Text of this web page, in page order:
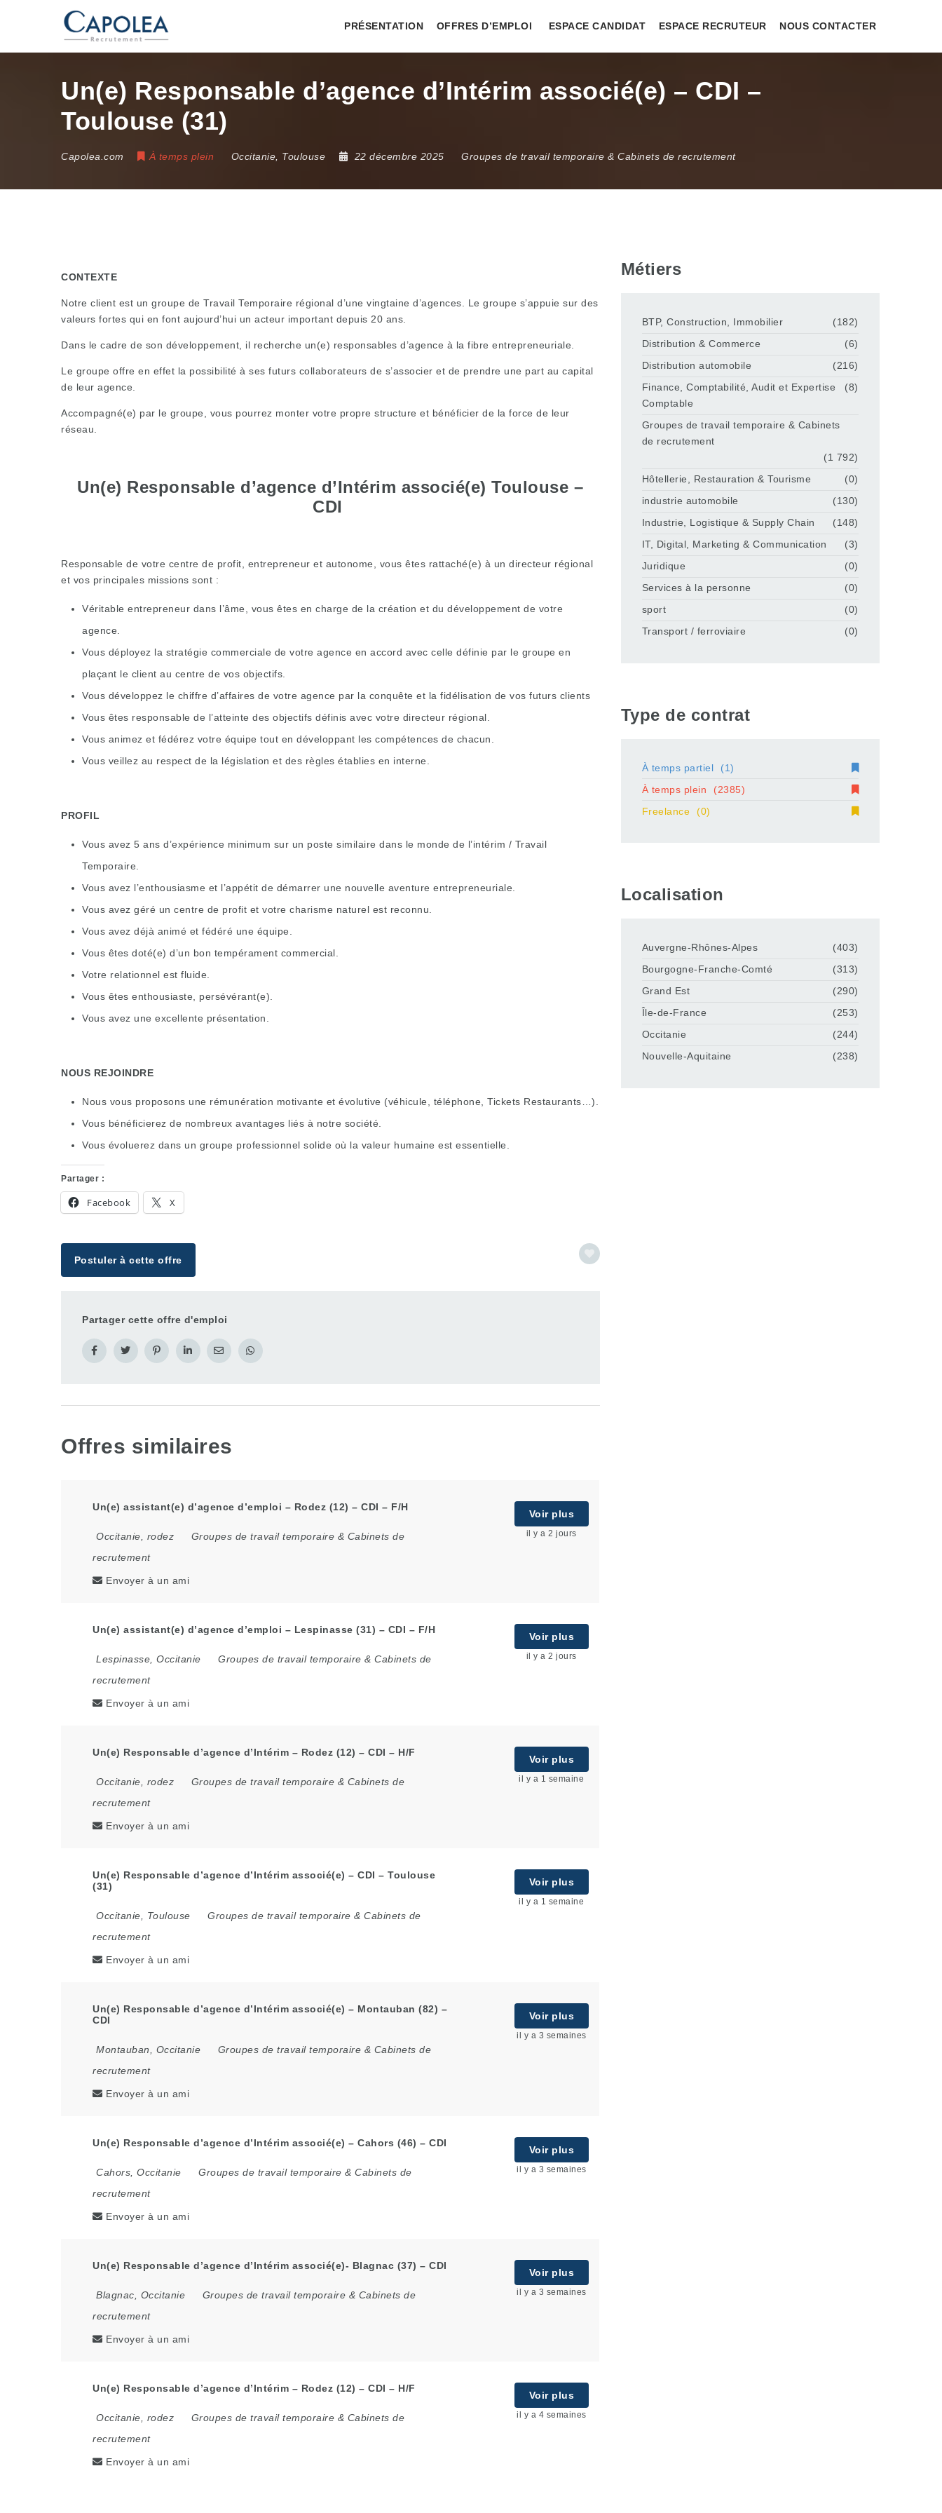
PRÉSENTATION OFFRES D’EMPLOI ESPACE CANDIDAT ESPACE RECRUTEUR NOUS CONTACTER
Un(e) Responsable d’agence d’Intérim associé(e) – CDI –
Toulouse (31)
Capolea.com À temps plein Occitanie Toulouse 22 décembre 2025 Groupes de travail temporaire & Cabinets de recrutement
CONTEXTE
Notre client est un groupe de Travail Temporaire régional d’une vingtaine d’agences. Le groupe s’appuie sur des
valeurs fortes qui en font aujourd’hui un acteur important depuis 20 ans.
Dans le cadre de son développement, il recherche un(e) responsables d’agence à la fibre entrepreneuriale.
Le groupe offre en effet la possibilité à ses futurs collaborateurs de s’associer et de prendre une part au capital
de leur agence.
Accompagné(e) par le groupe, vous pourrez monter votre propre structure et bénéficier de la force de leur
réseau.
Un(e) Responsable d’agence d’Intérim associé(e) Toulouse –
CDI
Responsable de votre centre de profit, entrepreneur et autonome, vous êtes rattaché(e) à un directeur régional
et vos principales missions sont :
Véritable entrepreneur dans l’âme, vous êtes en charge de la création et du développement de votre
agence.
Vous déployez la stratégie commerciale de votre agence en accord avec celle définie par le groupe en
plaçant le client au centre de vos objectifs.
Vous développez le chiffre d’affaires de votre agence par la conquête et la fidélisation de vos futurs clients
Vous êtes responsable de l’atteinte des objectifs définis avec votre directeur régional.
Vous animez et fédérez votre équipe tout en développant les compétences de chacun.
Vous veillez au respect de la législation et des règles établies en interne.
PROFIL
Vous avez 5 ans d’expérience minimum sur un poste similaire dans le monde de l’intérim / Travail
Temporaire.
Vous avez l’enthousiasme et l’appétit de démarrer une nouvelle aventure entrepreneuriale.
Vous avez géré un centre de profit et votre charisme naturel est reconnu.
Vous avez déjà animé et fédéré une équipe.
Vous êtes doté(e) d’un bon tempérament commercial.
Votre relationnel est fluide.
Vous êtes enthousiaste, persévérant(e).
Vous avez une excellente présentation.
NOUS REJOINDRE
Nous vous proposons une rémunération motivante et évolutive (véhicule, téléphone, Tickets Restaurants…).
Vous bénéficierez de nombreux avantages liés à notre société.
Vous évoluerez dans un groupe professionnel solide où la valeur humaine est essentielle.
Partager :
Facebook X
Postuler à cette offre
Partager cette offre d'emploi
Offres similaires
Un(e) assistant(e) d’agence d’emploi – Rodez (12) – CDI – F/H
Occitanie rodez
Groupes de travail temporaire & Cabinets de
recrutement
Envoyer à un ami
Voir plus
il y a 2 jours
Un(e) assistant(e) d’agence d’emploi – Lespinasse (31) – CDI – F/H
Lespinasse Occitanie
Groupes de travail temporaire & Cabinets de
recrutement
Envoyer à un ami
Voir plus
il y a 2 jours
Un(e) Responsable d’agence d’Intérim – Rodez (12) – CDI – H/F
Occitanie rodez
Groupes de travail temporaire & Cabinets de
recrutement
Envoyer à un ami
Voir plus
il y a 1 semaine
Un(e) Responsable d’agence d’Intérim associé(e) – CDI – Toulouse
(31)
Occitanie Toulouse
Groupes de travail temporaire & Cabinets de
recrutement
Envoyer à un ami
Voir plus
il y a 1 semaine
Un(e) Responsable d’agence d’Intérim associé(e) – Montauban (82) –
CDI
Montauban Occitanie
Groupes de travail temporaire & Cabinets de
recrutement
Envoyer à un ami
Voir plus
il y a 3 semaines
Un(e) Responsable d’agence d’Intérim associé(e) – Cahors (46) – CDI
Cahors Occitanie
Groupes de travail temporaire & Cabinets de
recrutement
Envoyer à un ami
Voir plus
il y a 3 semaines
Un(e) Responsable d’agence d’Intérim associé(e)- Blagnac (37) – CDI
Blagnac Occitanie
Groupes de travail temporaire & Cabinets de
recrutement
Envoyer à un ami
Voir plus
il y a 3 semaines
Un(e) Responsable d’agence d’Intérim – Rodez (12) – CDI – H/F
Occitanie rodez
Groupes de travail temporaire & Cabinets de
recrutement
Envoyer à un ami
Voir plus
il y a 4 semaines
Métiers
BTP, Construction, Immobilier
(182)
Distribution & Commerce
(6)
Distribution automobile
(216)
Finance, Comptabilité, Audit et Expertise
Comptable
(8)
Groupes de travail temporaire & Cabinets
de recrutement
(1 792)
Hôtellerie, Restauration & Tourisme
(0)
industrie automobile
(130)
Industrie, Logistique & Supply Chain
(148)
IT, Digital, Marketing & Communication
(3)
Juridique
(0)
Services à la personne
(0)
sport
(0)
Transport / ferroviaire
(0)
Type de contrat
À temps partiel
(1)
À temps plein
(2385)
Freelance
(0)
Localisation
Auvergne-Rhônes-Alpes
(403)
Bourgogne-Franche-Comté
(313)
Grand Est
(290)
Île-de-France
(253)
Occitanie
(244)
Nouvelle-Aquitaine
(238)